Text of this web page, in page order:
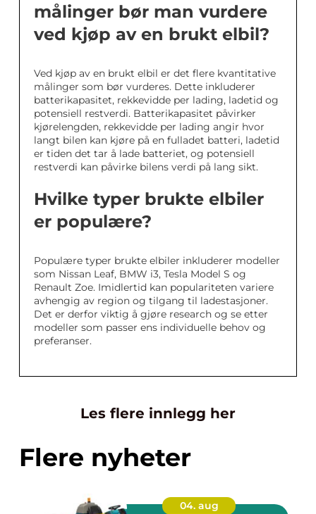
målinger bør man vurdere
ved kjøp av en brukt elbil?
Ved kjøp av en brukt elbil er det flere kvantitative
målinger som bør vurderes. Dette inkluderer
batterikapasitet, rekkevidde per lading, ladetid og
potensiell restverdi. Batterikapasitet påvirker
kjørelengden, rekkevidde per lading angir hvor
langt bilen kan kjøre på en fulladet batteri, ladetid
er tiden det tar å lade batteriet, og potensiell
restverdi kan påvirke bilens verdi på lang sikt.
Hvilke typer brukte elbiler
er populære?
Populære typer brukte elbiler inkluderer modeller
som Nissan Leaf, BMW i3, Tesla Model S og
Renault Zoe. Imidlertid kan populariteten variere
avhengig av region og tilgang til ladestasjoner.
Det er derfor viktig å gjøre research og se etter
modeller som passer ens individuelle behov og
preferanser.
Les flere innlegg her
Flere nyheter
04. aug